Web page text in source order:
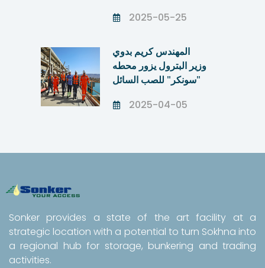
2025-05-25
المهندس كريم بدوي
وزير البترول يزور محطه
"سونكر" للصب السائل
2025-04-05
Sonker provides a state of the art facility at a
strategic location with a potential to turn Sokhna into
a regional hub for storage, bunkering and trading
activities.